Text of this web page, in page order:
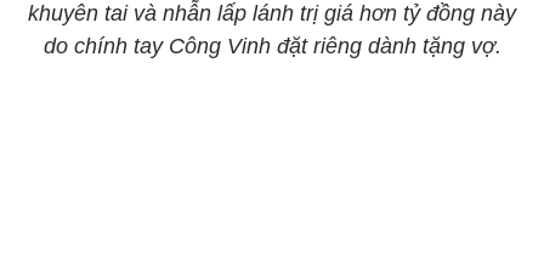
khuyên tai và nhẫn lấp lánh trị giá hơn tỷ đồng này
do chính tay Công Vinh đặt riêng dành tặng vợ.